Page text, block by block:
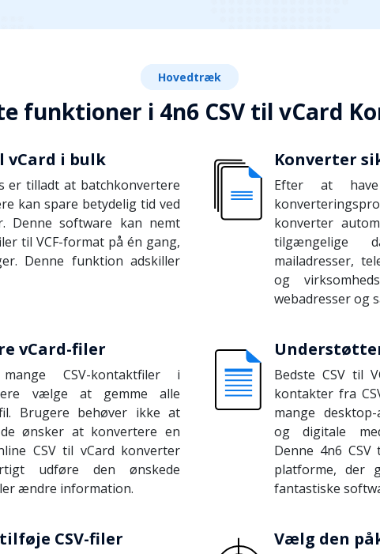
Hovedtræk
funktioner i 4n6 CSV til vCard
vCard i bulk
er tilladt at batchkonvertere
kan spare betydelig tid ved
Denne software kan nemt
til VCF-format på én gang,
Denne funktion adskiller
Konverter
Efter at
konverter
tilgængelige
mailadresser,
og
webadresser og
vCard-filer
CSV-kontaktfiler i
vælge at gemme alle
Brugere behøver ikke at
ønsker at konvertere en
CSV til vCard konverter
udføre den ønskede
ændre information.
Bedste CSV til
kontakter fra
mange
og digitale
Denne 4n6
platforme, der
fantastiske
CSV-filer Vælg den